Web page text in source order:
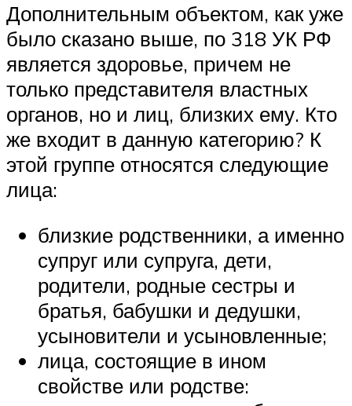
Дополнительным объектом, как уже
было сказано выше, по 318 УК РФ
является здоровье, причем не
только представителя властных
органов, но и лиц, близких ему. Кто
же входит в данную категорию? К
этой группе относятся следующие
лица:
близкие родственники, а именно
супруг или супруга, дети,
родители, родные сестры и
братья, бабушки и дедушки,
усыновители и усыновленные;
лица, состоящие в ином
свойстве или родстве: